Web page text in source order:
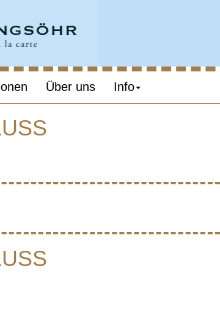
Über uns Info